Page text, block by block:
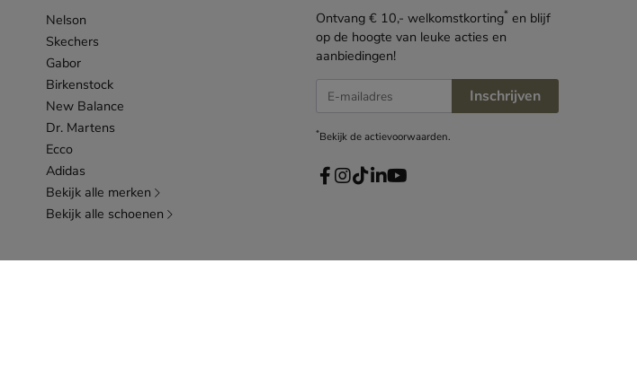
Nelson
Skechers
Gabor
Birkenstock
New Balance
Dr. Martens
Ecco
Adidas
Bekijk alle merken
Bekijk alle schoenen
Ontvang € 10,- welkomstkorting* en blijf
op de hoogte van leuke acties en
aanbiedingen!
E-mailadres Inschrijven
*Bekijk deactievoorwaarden.